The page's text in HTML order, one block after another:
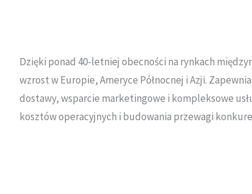
Dzięki ponad 40-letniej obecności na rynkach
wzrost w Europie, Ameryce Północnej i Azji.
dostawy, wsparcie marketingowe i kompleksowe
kosztów operacyjnych i budowania przewagi